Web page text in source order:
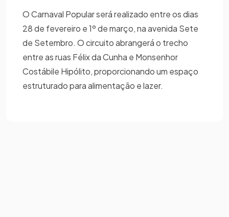
O Carnaval Popular será realizado entre os dias
28 de fevereiro e 1º de março, na avenida Sete
de Setembro. O circuito abrangerá o trecho
entre as ruas Félix da Cunha e Monsenhor
Costábile Hipólito, proporcionando um espaço
estruturado para alimentação e lazer.